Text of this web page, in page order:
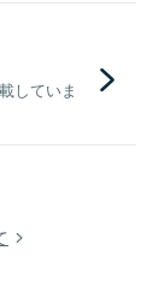
していま